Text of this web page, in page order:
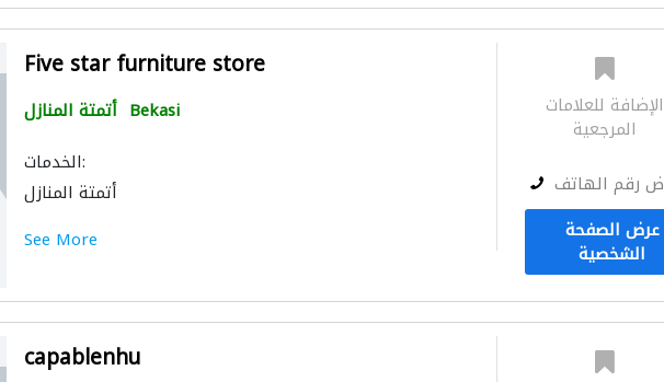
Five star furniture store
أتمتة المنازل Bekasi
الخدمات:
أتمتة المنازل
See More
الإضافة للعلامات
المرجعية
رقم الهاتف
عرض الصفحة
الشخصية
capablenhu